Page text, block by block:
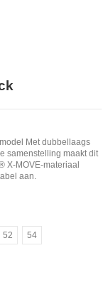
Met dubbellaags
samenstelling maakt dit
X-MOVE-materiaal
aan.
52 54